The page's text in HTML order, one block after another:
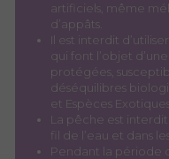
artificiels, même
d’appâts.
Il est interdit
qui font l’objet
protégées,
déséquilibres
et Espèces
La pêche est
fil de l’eau et dans
Pendant la période